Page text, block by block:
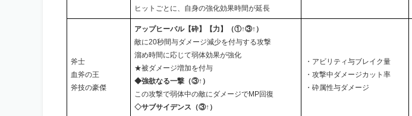
ヒットごとに、自身の強化効果時間が延長
斧士
血斧の王
斧技の豪傑
アップヒーバル【砕】【力】（①↑③↑）
敵に20秒間与ダメージ減少を付与する攻撃
溜め時間に応じて弱体効果が強化
★被ダメージ増加を付与
◆強欲なる一撃（③↑）
この攻撃で弱体中の敵にダメージでMP回復
◇サブサイデンス（③↑）
・アビリティ与ブレイク量
・攻撃中ダメージカット率
・砕属性与ダメージ